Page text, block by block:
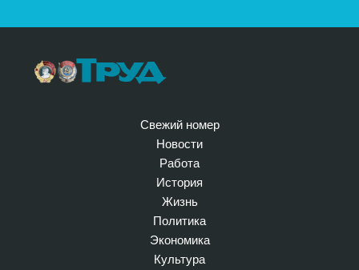
Свежий номер
Новости
Работа
История
Жизнь
Политика
Экономика
Культура